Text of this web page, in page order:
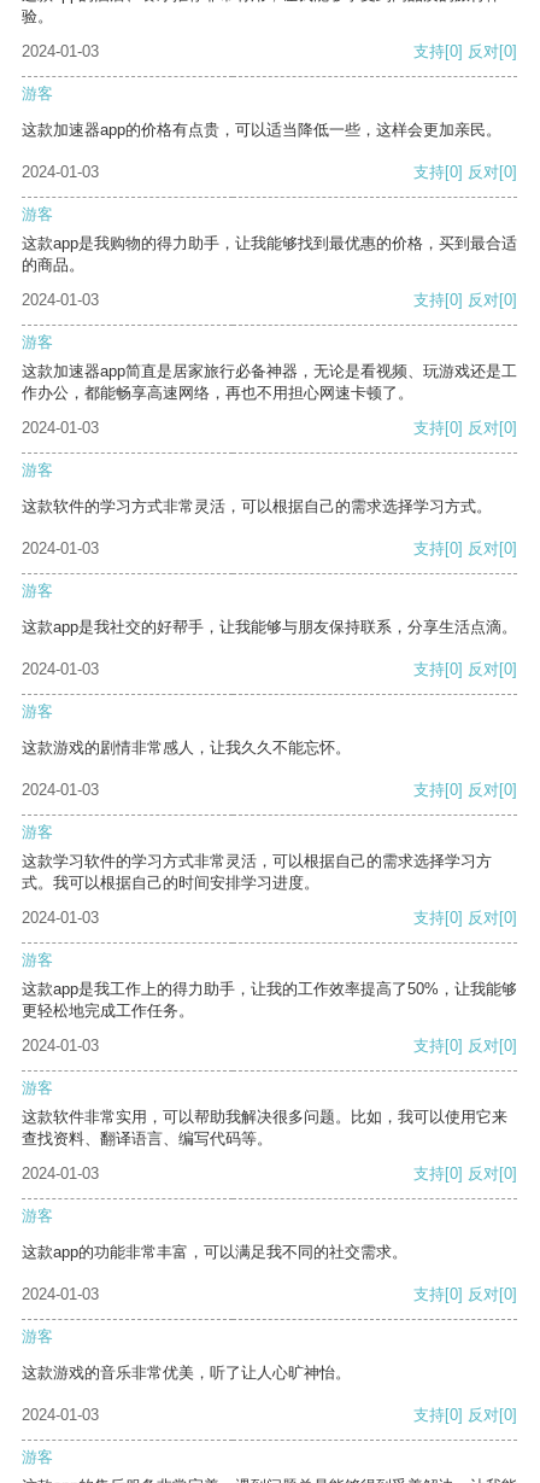
验。
2024-01-03
支持[0] 反对[0]
游客
这款加速器app的价格有点贵，可以适当降低一些，这样会更加亲民。
2024-01-03 支持[0] 反对[0]
游客
这款app是我购物的得力助手，让我能够找到最优惠的价格，买到最合适
的商品。
2024-01-03
支持[0] 反对[0]
游客
这款加速器app简直是居家旅行必备神器，无论是看视频、玩游戏还是工
作办公，都能畅享高速网络，再也不用担心网速卡顿了。
2024-01-03
支持[0] 反对[0]
游客
这款软件的学习方式非常灵活，可以根据自己的需求选择学习方式。
2024-01-03 支持[0] 反对[0]
游客
这款app是我社交的好帮手，让我能够与朋友保持联系，分享生活点滴。
2024-01-03 支持[0] 反对[0]
游客
这款游戏的剧情非常感人，让我久久不能忘怀。
2024-01-03 支持[0] 反对[0]
游客
这款学习软件的学习方式非常灵活，可以根据自己的需求选择学习方
式。我可以根据自己的时间安排学习进度。
2024-01-03
支持[0] 反对[0]
游客
这款app是我工作上的得力助手，让我的工作效率提高了50%，让我能够
更轻松地完成工作任务。
2024-01-03
支持[0] 反对[0]
游客
这款软件非常实用，可以帮助我解决很多问题。比如，我可以使用它来
查找资料、翻译语言、编写代码等。
2024-01-03
支持[0] 反对[0]
游客
这款app的功能非常丰富，可以满足我不同的社交需求。
2024-01-03 支持[0] 反对[0]
游客
这款游戏的音乐非常优美，听了让人心旷神怡。
2024-01-03 支持[0] 反对[0]
游客